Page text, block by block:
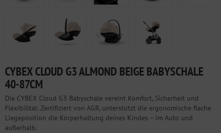
CYBEX CLOUD G3 ALMOND BEIGE BABYSCHALE
40-87CM
Die CYBEX Cloud G3 Babyschale vereint Komfort, Sicherheit und
Flexibilität. Zertifiziert von AGR, unterstützt die ergonomische flache
Liegeposition die Körperhaltung deines Kindes – im Auto und
außerhalb.